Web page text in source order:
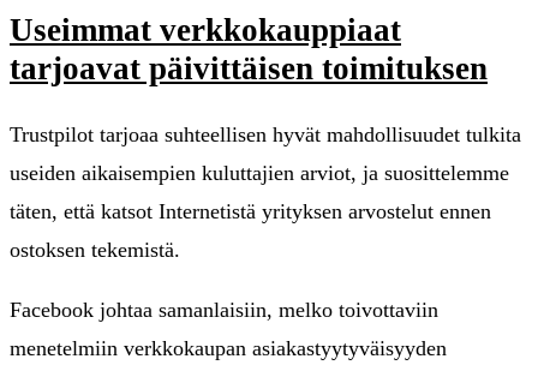
Useimmat verkkokauppiaat
tarjoavat päivittäisen toimituksen
Trustpilot tarjoaa suhteellisen hyvät mahdollisuudet tulkita
useiden aikaisempien kuluttajien arviot, ja suosittelemme
täten, että katsot Internetistä yrityksen arvostelut ennen
ostoksen tekemistä.
Facebook johtaa samanlaisiin, melko toivottaviin
menetelmiin verkkokaupan asiakastyytyväisyyden